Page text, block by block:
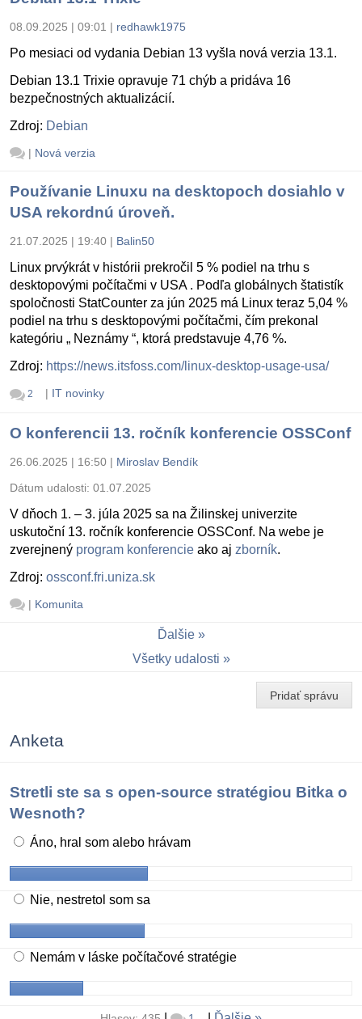
08.09.2025 | 09:01 | redhawk1975
Po mesiaci od vydania Debian 13 vyšla nová verzia 13.1.
Debian 13.1 Trixie opravuje 71 chýb a pridáva 16
bezpečnostných aktualizácií.
Zdroj: Debian
| Nová verzia
Používanie Linuxu na desktopoch dosiahlo v
USA rekordnú úroveň.
21.07.2025 | 19:40 | Balin50
Linux prvýkrát v histórii prekročil 5 % podiel na trhu s
desktopovými počítačmi v USA . Podľa globálnych štatistík
spoločnosti StatCounter za jún 2025 má Linux teraz 5,04 %
podiel na trhu s desktopovými počítačmi, čím prekonal
kategóriu „ Neznámy “, ktorá predstavuje 4,76 %.
Zdroj: https://news.itsfoss.com/linux-desktop-usage-usa/
2 | IT novinky
O konferencii 13. ročník konferencie OSSConf
26.06.2025 | 16:50 | Miroslav Bendík
Dátum udalosti: 01.07.2025
V dňoch 1. – 3. júla 2025 sa na Žilinskej univerzite
uskutoční 13. ročník konferencie OSSConf. Na webe je
zverejnený program konferencie ako aj zborník.
Zdroj: ossconf.fri.uniza.sk
| Komunita
Ďalšie
Všetky udalosti
Pridať správu
Anketa
Stretli ste sa s open-source stratégiou Bitka o
Wesnoth?
Áno, hral som alebo hrávam
Nie, nestretol som sa
Nemám v láske počítačové stratégie